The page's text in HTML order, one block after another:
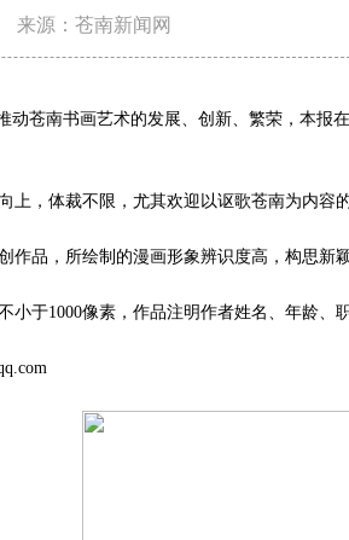
来源：苍南新闻网
苍南书画艺术的发展、创新、繁荣，本报
，体裁不限，尤其欢迎以讴歌苍南为内容的
品，所绘制的漫画形象辨识度高，构思新
于1000像素，作品注明作者姓名、年龄、职